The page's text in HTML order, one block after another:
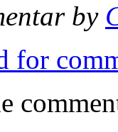
by
for